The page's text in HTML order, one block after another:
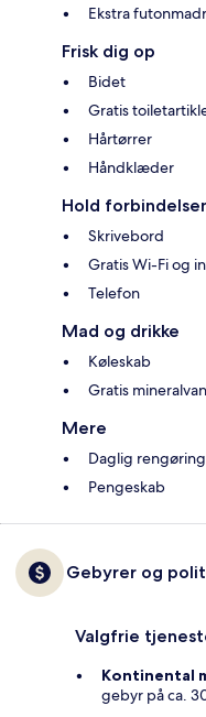
Ekstra
Frisk dig op
Bidet
Gratis
Hårtørrer
Håndklæder
Hold
Skrivebord
Gratis Wi-Fi og
Telefon
Mad og drikke
Køleskab
Gratis
Mere
Daglig rengøring
Pengeskab
Gebyrer og
Valgfrie
Kontinental
gebyr på ca.